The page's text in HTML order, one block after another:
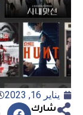
يناير 16, 2023
شارك